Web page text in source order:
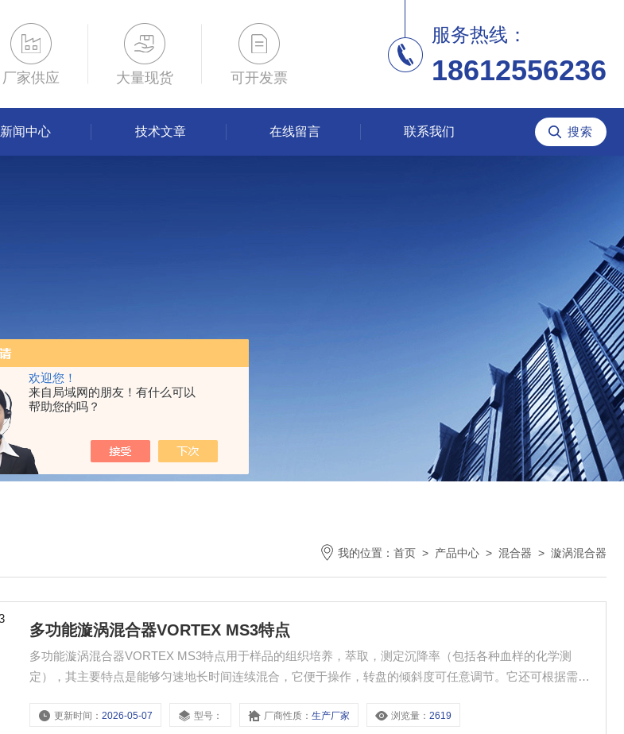
欢迎您！
来自局域网的朋友！有什么可以
帮助您的吗？
厂家供应 大量现货 可开发票
服务热线：
18612556236
新闻中心 技术文章 在线留言 联系我们
我的位置： 首页 > 产品中心 > 混合器 > 漩涡混合器
多功能漩涡混合器VORTEX MS3特点
多功能漩涡混合器VORTEX MS3特点用于样品的组织培养，萃取，测定沉降率（包括各种血样的化学测
定），其主要特点是能够匀速地长时间连续混合，它便于操作，转盘的倾斜度可任意调节。它还可根据需要
更新时间：2026-05-07 型号： 厂商性质：生产厂家 浏览量：2619